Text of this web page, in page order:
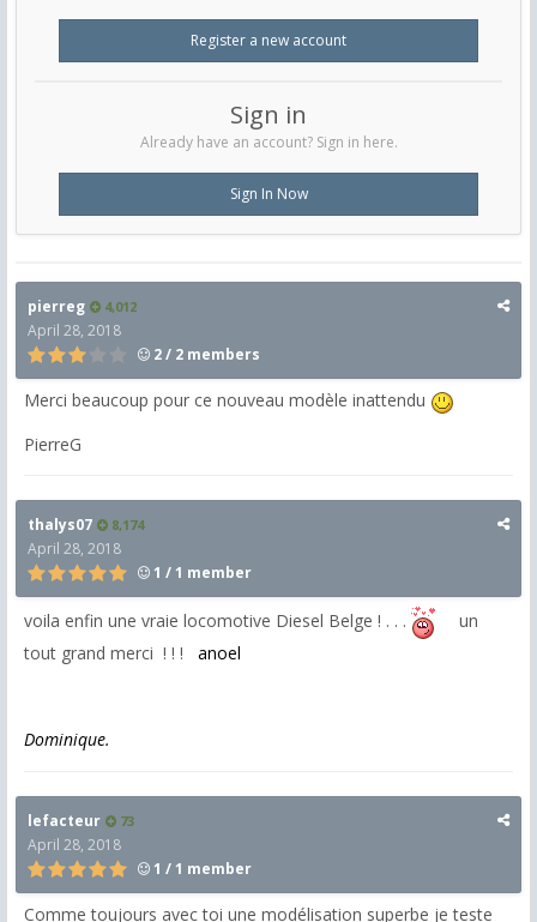
Register a new account
Sign in
Already have an account? Sign in here.
Sign In Now
pierreg 4,012
April 28, 2018
2 / 2 members
Merci beaucoup pour ce nouveau modèle inattendu
PierreG
thalys07 8,174
April 28, 2018
1 / 1 member
voila enfin une vraie locomotive Diesel Belge ! . . .
un
tout grand merci ! ! ! anoel
Dominique.
lefacteur 73
April 28, 2018
1 / 1 member
Comme toujours avec toi une modélisation superbe je teste